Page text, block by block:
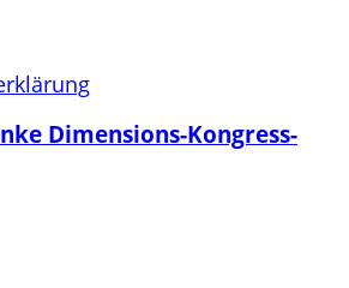
Dimensions-Kongress-